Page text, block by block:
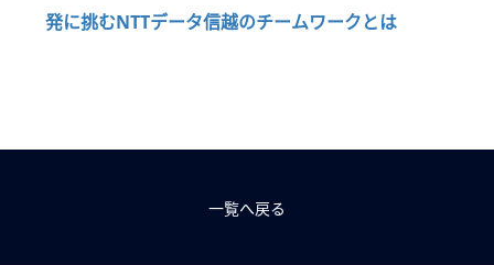
発に挑むNTTデータ信越のチームワークとは
一覧へ戻る